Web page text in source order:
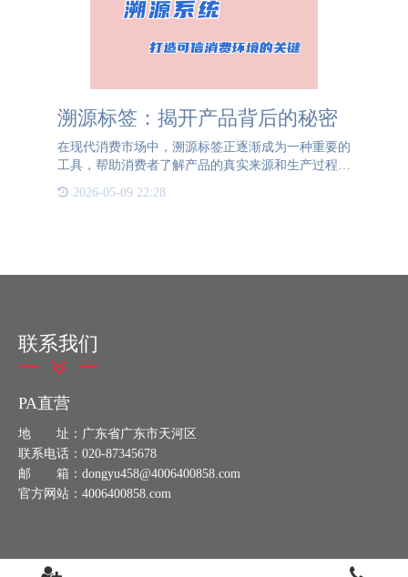
溯源标签：揭开产品背后的秘密
在现代消费市场中，溯源标签正逐渐成为一种重要的
工具，帮助消费者了解产品的真实来源和生产过程。
那么，什么是溯源标签？它又有何作用呢？溯源标签
是一种特殊的标识，通常附着在产品包装上，用于记
2026-05-09 22:28
联系我们
PA直营
地 址：广东省广东市天河区
联系电话：020-87345678
邮 箱：dongyu458@4006400858.com
官方网站：4006400858.com